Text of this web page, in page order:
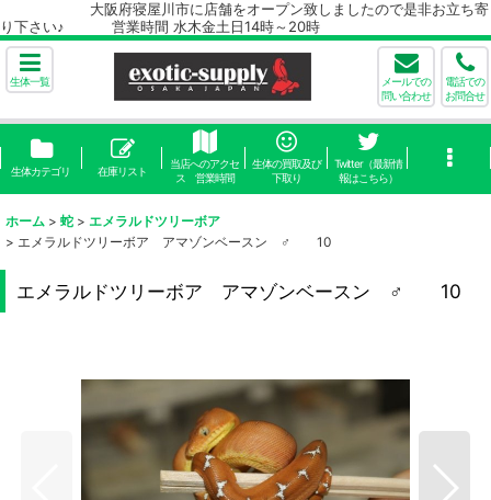
大阪府寝屋川市に店舗をオープン致しましたので是非お立ち寄
り下さい♪ 営業時間 水木金土日14時～20時
生体一覧
メールでの
問い合わせ
電話での
お問合せ
生体カテゴリ 在庫リスト
当店へのアクセ
ス 営業時間
生体の買取及び
下取り
Twitter（最新情
報はこちら）
ホーム > 蛇 > エメラルドツリーボア
> エメラルドツリーボア アマゾンベースン ♂ 10
エメラルドツリーボア アマゾンベースン ♂ 10